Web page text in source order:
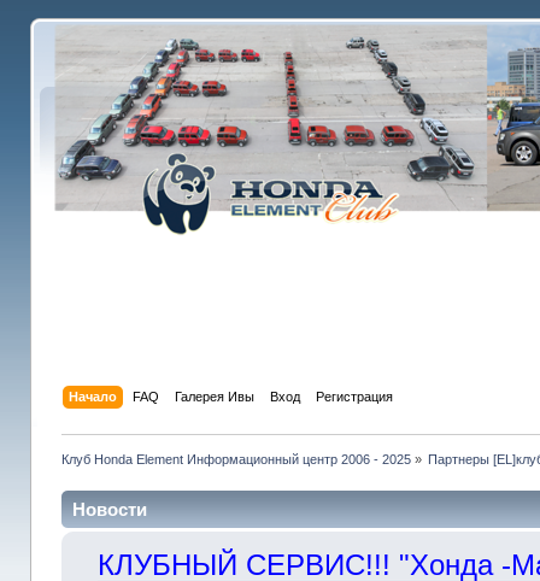
Начало FAQ Галерея Ивы Вход Регистрация
Клуб Honda Element Информационный центр 2006 - 2025» Партнеры
Новости
КЛУБНЫЙ СЕРВИС!!! "Хонда -